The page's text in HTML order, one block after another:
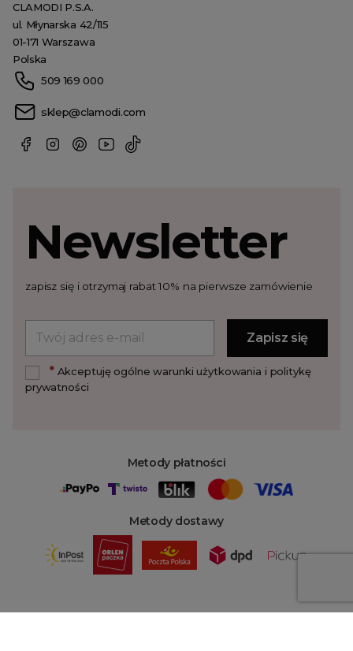
CLAMODI P.S.A.
ul. Młynarska 42/115
01-171 Warszawa
Polska
509 169 000
sklep@clamodi.com
Metody płatności
Metody dostawy
Newsletter
zapisz się i otrzymaj rabat 10% na pierwsze zamówienie
*Akceptuję ogólne warunki użytkowania i politykę
prywatności